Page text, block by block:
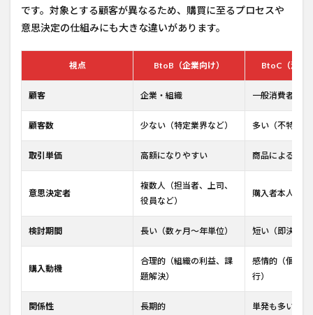
です。対象とする顧客が異なるため、購買に至るプロセスや
意思決定の仕組みにも大きな違いがあります。
視点 BtoB（企業向け） BtoC（消費
顧客 企業・組織 一般消費者（個
顧客数 少ない（特定業界など） 多い（不特定多
取引単価 高額になりやすい 商品による
意思決定者
複数人（担当者、上司、
役員など）
購入者本人
検討期間 長い（数ヶ月〜年単位） 短い（即決も多
購入動機
合理的（組織の利益、課
題解決）
感情的（個人
行）
関係性 長期的 単発も多い